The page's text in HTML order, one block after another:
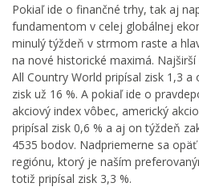
Pokiaľ ide o finančné trhy, tak aj
fundamentom v celej globálnej
minulý týždeň v strmom raste a
na nové historické maximá.
All Country World pripísal zisk 1,3
zisk už 16 %. A pokiaľ ide o
akciový index vôbec, americký
pripísal zisk 0,6 % a aj on týždeň
4535 bodov. Nadpriemerne sa
regiónu, ktorý je naším
totiž pripísal zisk 3,3 %.